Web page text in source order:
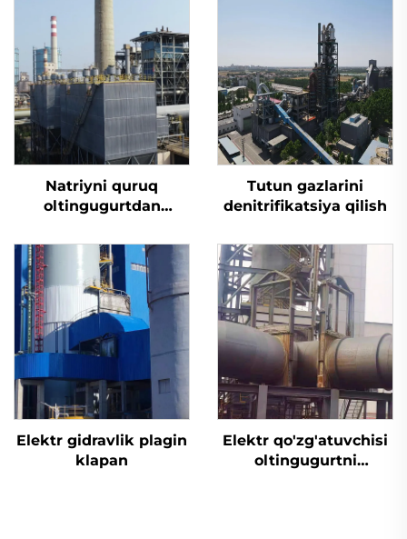
Natriyni quruq
oltingugurtdan
Tutun gazlarini
denitrifikatsiya qilish
Elektr gidravlik plagin
klapan
Elektr qo'zg'atuvchisi
oltingugurtni